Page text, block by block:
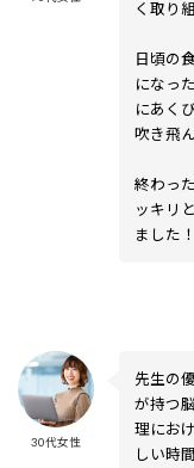
く取り
日頃の
になっ
にあく
吹き飛
終わっ
ッキリ
ました！
30代女性
先生の
が持つ
理にお
しい時